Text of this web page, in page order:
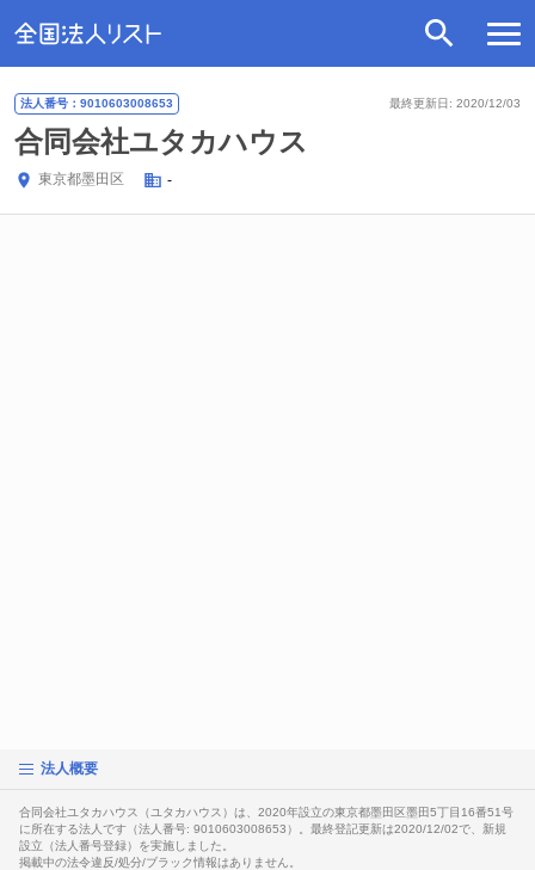
最終更新日: 2020/12/03
法人番号：9010603008653
合同会社ユタカハウス
東京都墨田区 -
法人概要
合同会社ユタカハウス（ユタカハウス）は、2020年設立の東京都墨田区墨田5丁目16番51号
に所在する法人です（法人番号: 9010603008653）。最終登記更新は2020/12/02で、新規
設立（法人番号登録）を実施しました。
掲載中の法令違反/処分/ブラック情報はありません。